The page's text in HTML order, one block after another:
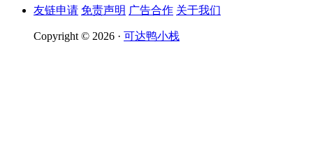
友链申请 免责声明 广告合作 关于我们
Copyright © 2026 · 可达鸭小栈